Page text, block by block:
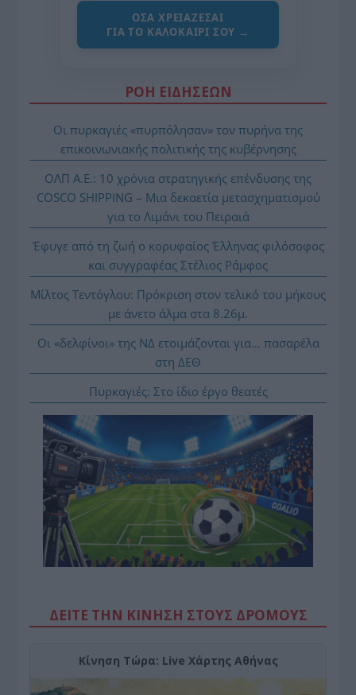
ΌΣΑ ΧΡΕΙΆΖΕΣΑΙ
ΓΙΑ ΤΟ ΚΑΛΟΚΑΊΡΙ ΣΟΥ →
ΡΟΗ ΕΙΔΗΣΕΩΝ
Οι πυρκαγιές «πυρπόλησαν» τον πυρήνα της
επικοινωνιακής πολιτικής της κυβέρνησης
ΟΛΠ Α.Ε.: 10 χρόνια στρατηγικής επένδυσης της
COSCO SHIPPING – Μια δεκαετία μετασχηματισμού
για το Λιμάνι του Πειραιά
Έφυγε από τη ζωή ο κορυφαίος Έλληνας φιλόσοφος
και συγγραφέας Στέλιος Ράμφος
Μίλτος Τεντόγλου: Πρόκριση στον τελικό του μήκους
με άνετο άλμα στα 8.26μ.
Οι «δελφίνοι» της ΝΔ ετοιμάζονται για… πασαρέλα
στη ΔΕΘ
Πυρκαγιές: Στο ίδιο έργο θεατές
ΔΕΙΤΕ ΤΗΝ ΚΙΝΗΣΗ ΣΤΟΥΣ ΔΡΌΜΟΥΣ
Κίνηση Τώρα: Live Χάρτης Αθήνας